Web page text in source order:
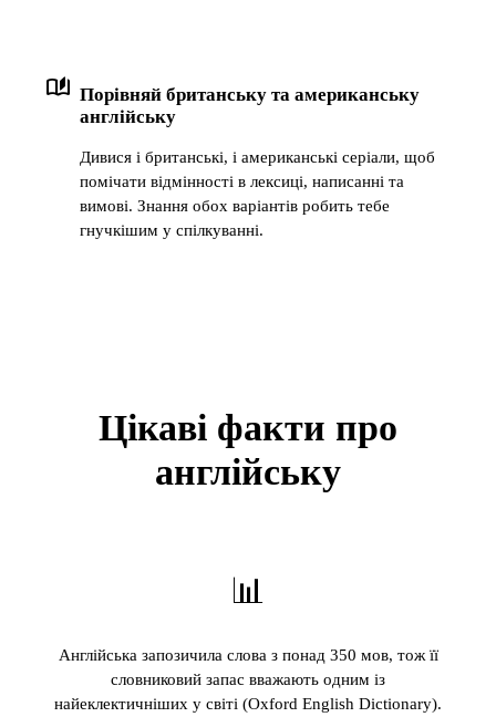
auto_stories Порівняй британську та американську
англійську
Дивися і британські, і американські серіали, щоб
помічати відмінності в лексиці, написанні та
вимові. Знання обох варіантів робить тебе
гнучкішим у спілкуванні.
Цікаві факти про
англійську
📊
Англійська запозичила слова з понад 350 мов, тож її
словниковий запас вважають одним із
найеклектичніших у світі (Oxford English Dictionary).